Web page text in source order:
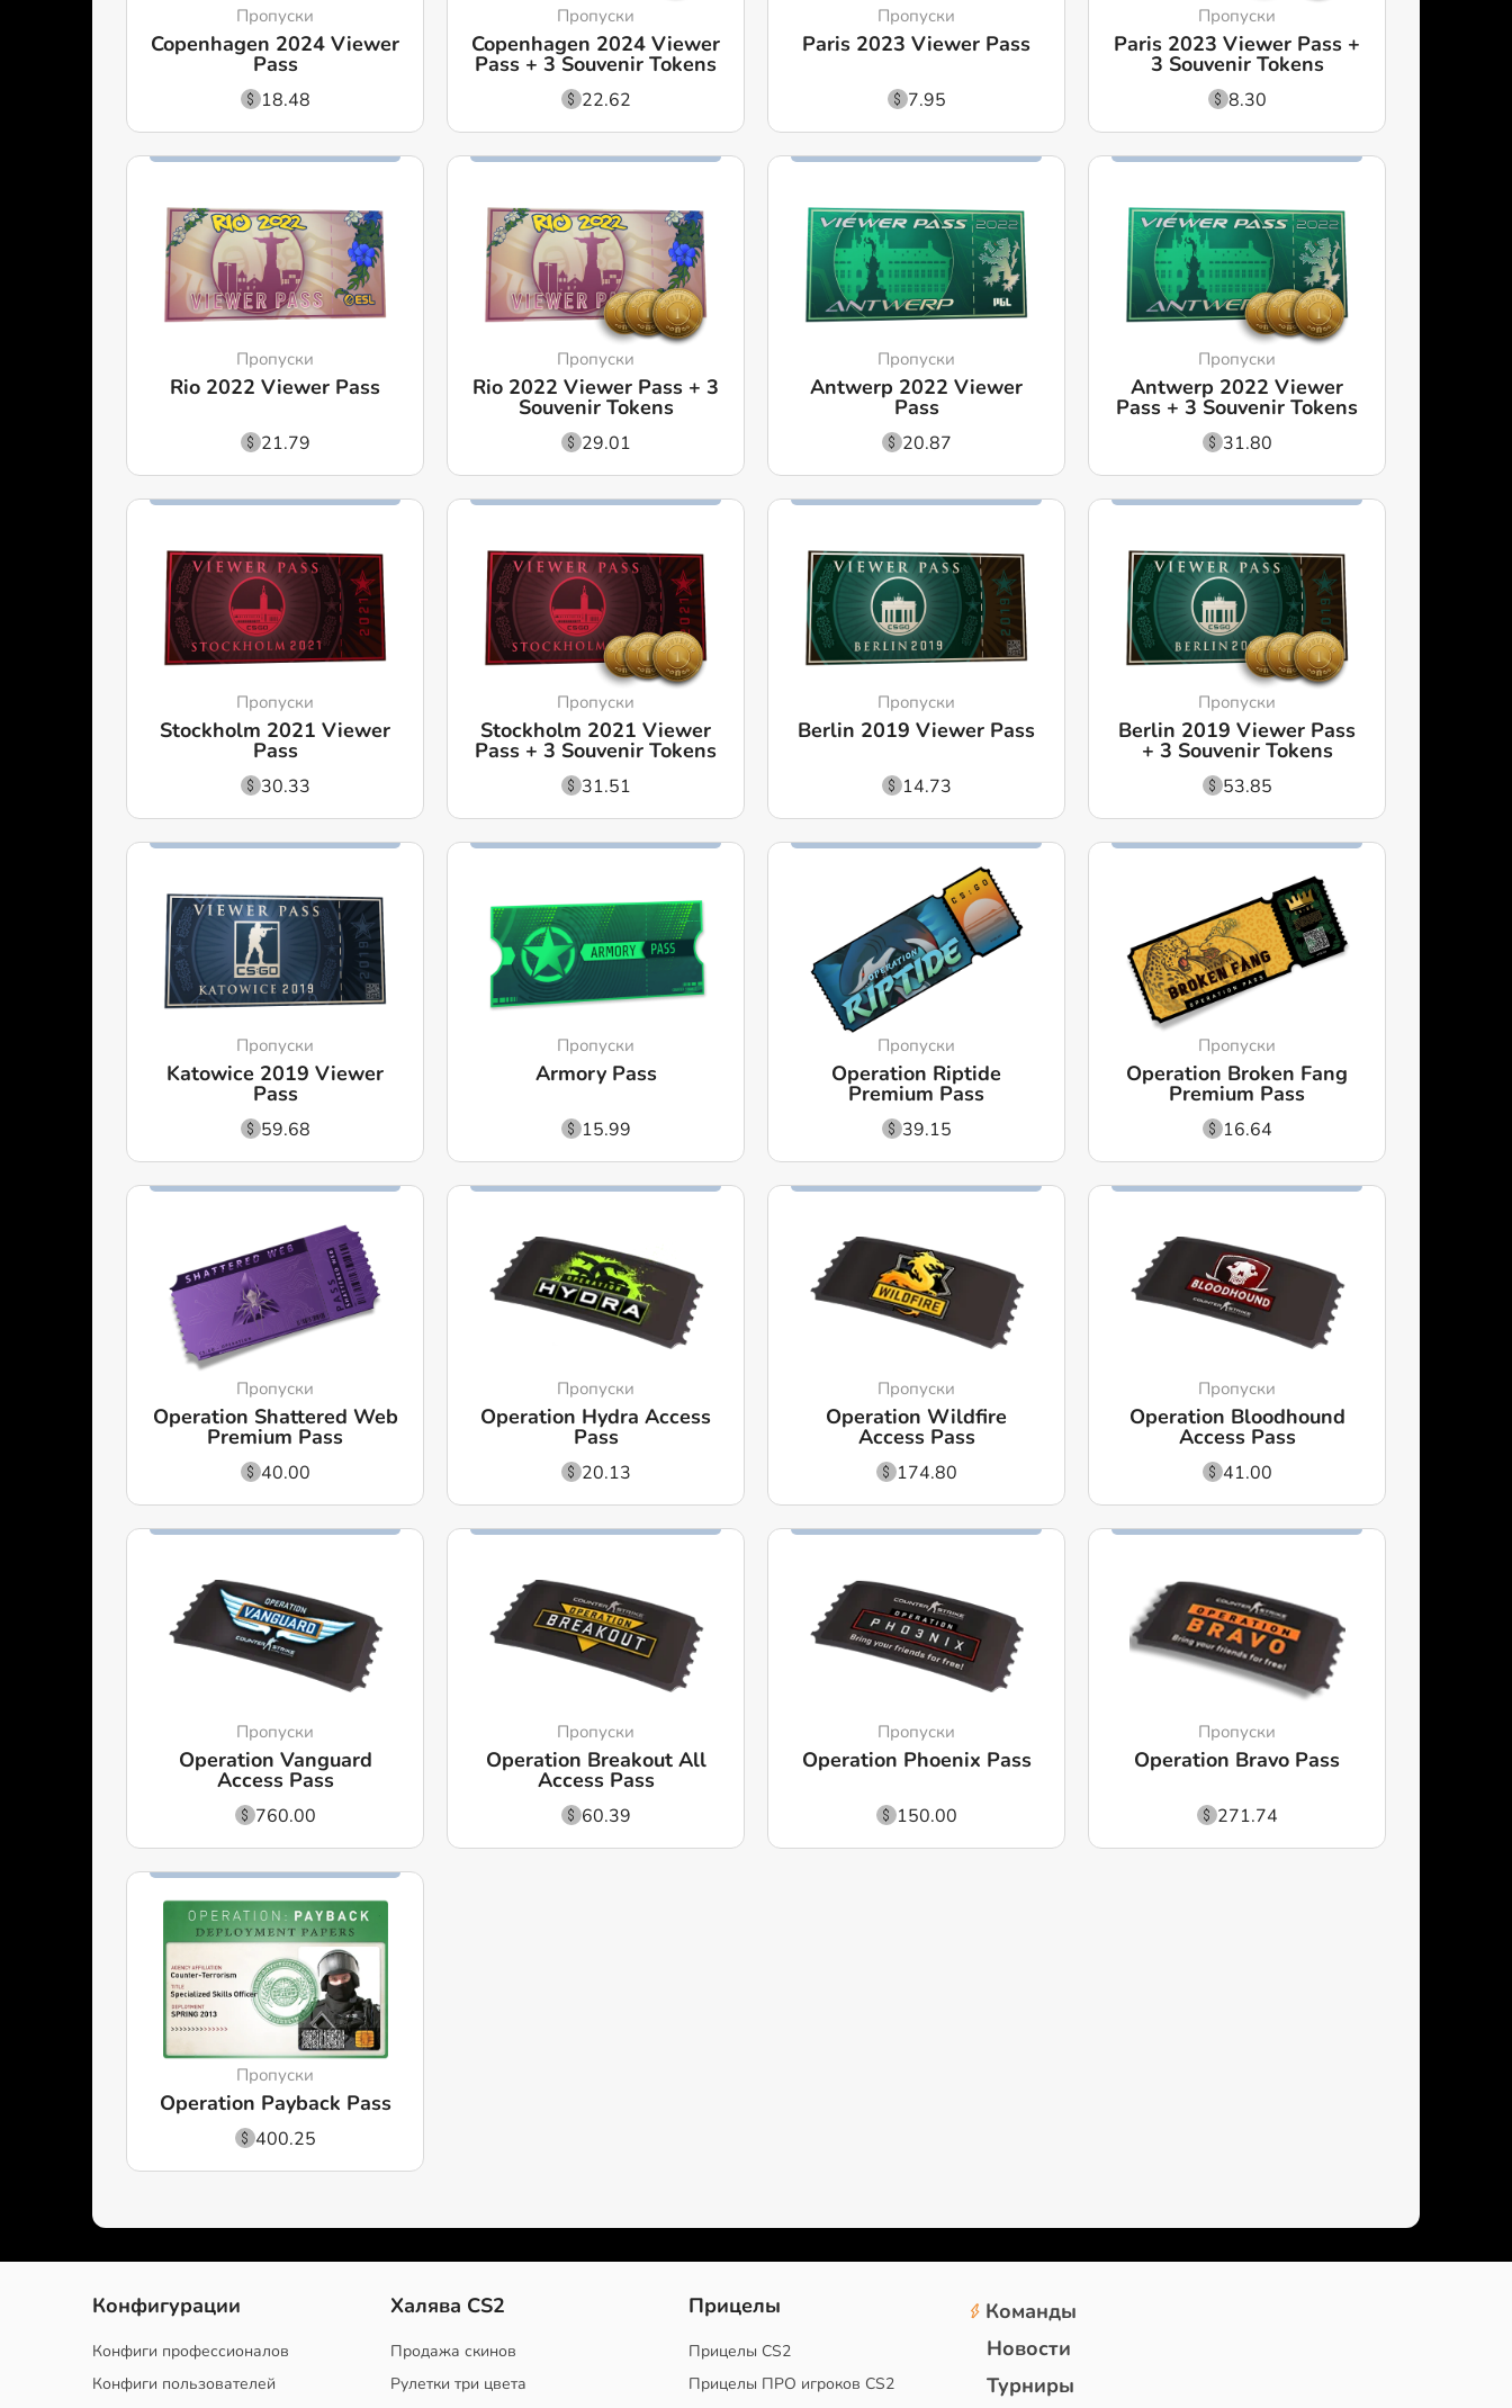
Пропуски
Copenhagen 2024 Viewer
Pass
18.48
Пропуски
Copenhagen 2024 Viewer
Pass + 3 Souvenir Tokens
22.62
Пропуски
Paris 2023 Viewer Pass
7.95
Пропуски
Paris 2023 Viewer Pass +
3 Souvenir Tokens
8.30
Пропуски
Rio 2022 Viewer Pass
21.79
Пропуски
Rio 2022 Viewer Pass + 3
Souvenir Tokens
29.01
Пропуски
Antwerp 2022 Viewer
Pass
20.87
Пропуски
Antwerp 2022 Viewer
Pass + 3 Souvenir Tokens
31.80
Пропуски
Stockholm 2021 Viewer
Pass
30.33
Пропуски
Stockholm 2021 Viewer
Pass + 3 Souvenir Tokens
31.51
Пропуски
Berlin 2019 Viewer Pass
14.73
Пропуски
Berlin 2019 Viewer Pass
+ 3 Souvenir Tokens
53.85
Пропуски
Katowice 2019 Viewer
Pass
59.68
Пропуски
Armory Pass
15.99
Пропуски
Operation Riptide
Premium Pass
39.15
Пропуски
Operation Broken Fang
Premium Pass
16.64
Пропуски
Operation Shattered Web
Premium Pass
40.00
Пропуски
Operation Hydra Access
Pass
20.13
Пропуски
Operation Wildfire
Access Pass
174.80
Пропуски
Operation Bloodhound
Access Pass
41.00
Пропуски
Operation Vanguard
Access Pass
760.00
Пропуски
Operation Breakout All
Access Pass
60.39
Пропуски
Operation Phoenix Pass
150.00
Пропуски
Operation Bravo Pass
271.74
Пропуски
Operation Payback Pass
400.25
Конфигурации
Конфиги профессионалов
Конфиги пользователей
Халява CS2
Продажа скинов
Рулетки три цвета
Прицелы
Прицелы CS2
Прицелы ПРО игроков CS2
Команды
Новости
Турниры